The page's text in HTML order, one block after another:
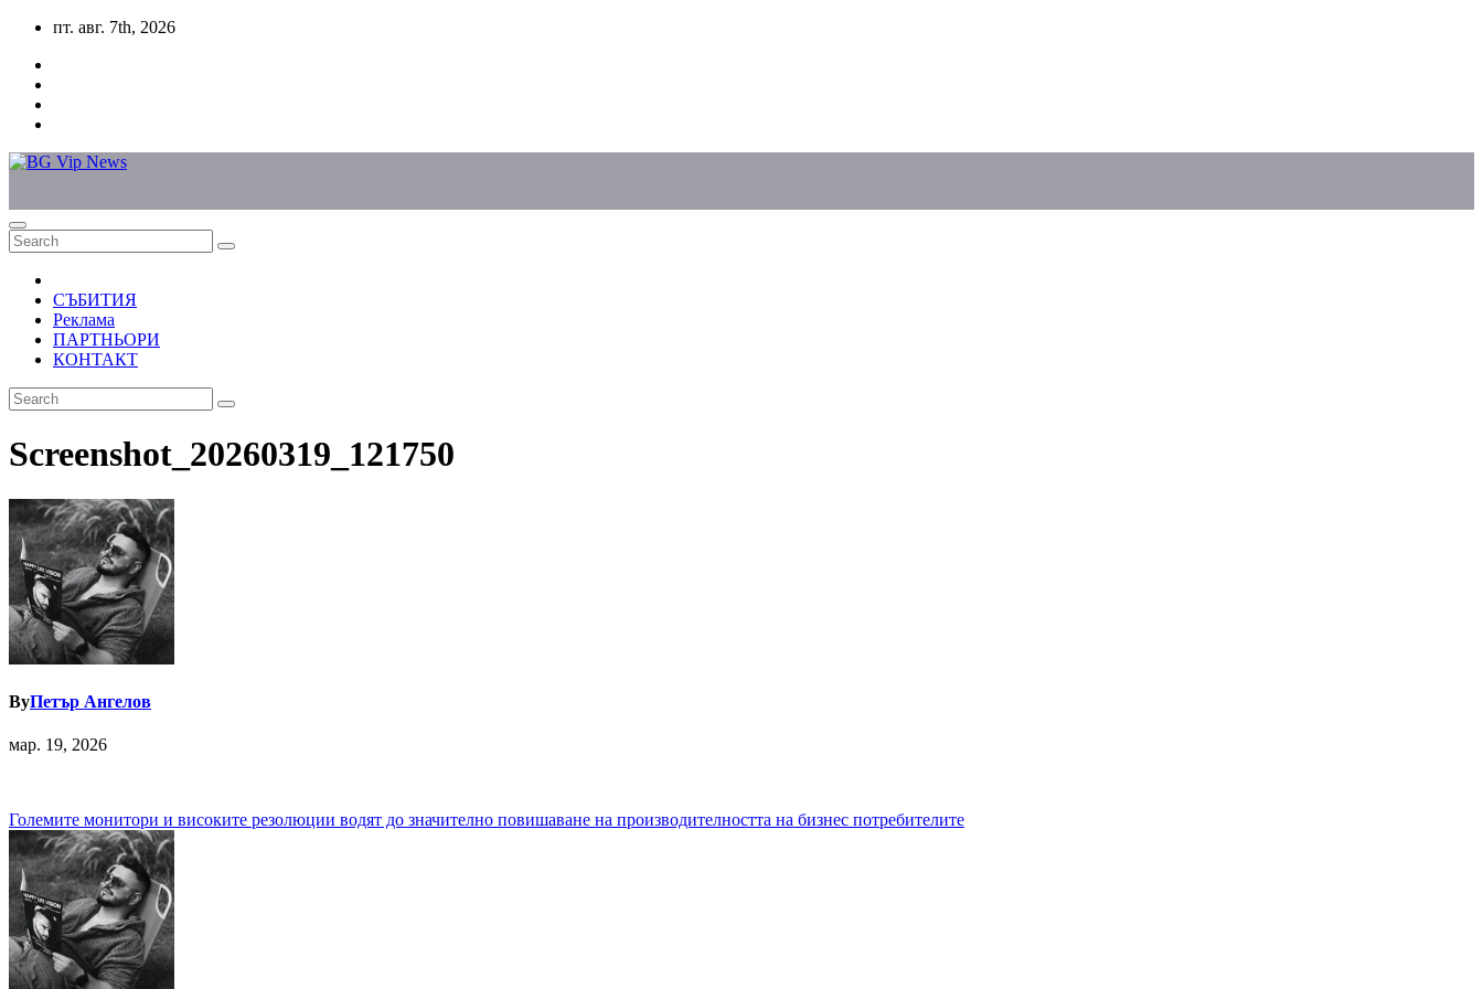
Skip
content
пт. авг. 7th, 2026
СЪБИТИЯ
Реклама
ПАРТНЬОРИ
КОНТАКТ
Screenshot_20260319_121750
ByПетър Ангелов
мар. 19, 2026
Навигация
Големите монитори и високите резолюции водят до значително повишаване на производителността на бизнес потребителите